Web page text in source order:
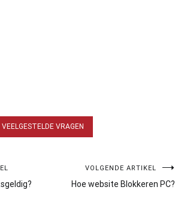
VEELGESTELDE VRAGEN
VOLGENDE ARTIKEL
Hoe website Blokkeren PC?